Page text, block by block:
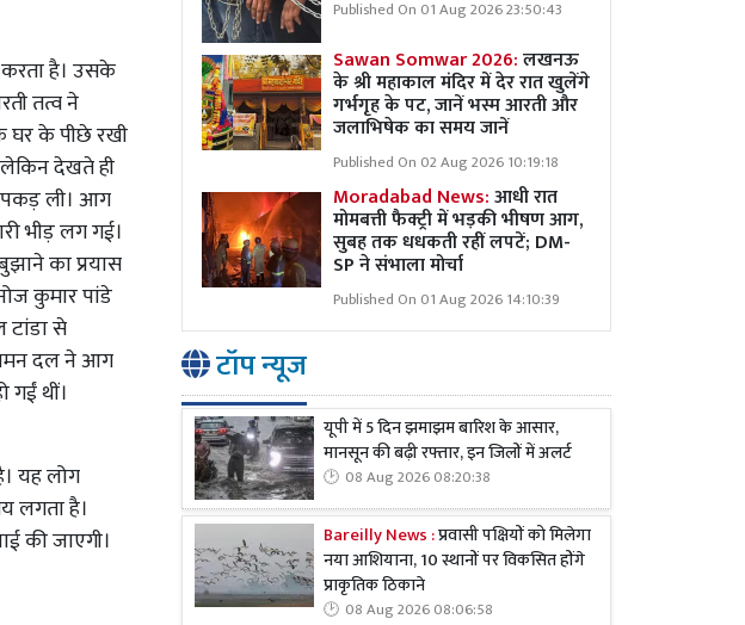
करता है। उसके
तत्व ने
घर के पीछे रखी
देखते ही
ली। आग
भीड़ लग गई।
का प्रयास
कुमार पांडे
से
दल ने आग
थीं।
यह लोग
लगता है।
की जाएगी।
Published On 01 Aug 2026 23:50:43
Sawan Somwar 2026:लखनऊ
के श्री महाकाल मंदिर में देर रात खुलेंगे
गर्भगृह के पट, जानें भस्म आरती और
जलाभिषेक का समय जानें
Published On 02 Aug 2026 10:19:18
Moradabad News:आधी रात
मोमबत्ती फैक्ट्री में भड़की भीषण आग,
सुबह तक धधकती रहीं लपटें; DM-
SP ने संभाला मोर्चा
Published On 01 Aug 2026 14:10:39
टॉप न्यूज
यूपी में 5 दिन झमाझम बारिश के आसार,
मानसून की बढ़ी रफ्तार, इन जिलों में अलर्ट
08 Aug 2026 08:20:38
Bareilly News :प्रवासी पक्षियों को मिलेगा
नया आशियाना, 10 स्थानों पर विकसित होंगे
प्राकृतिक ठिकाने
08 Aug 2026 08:06:58